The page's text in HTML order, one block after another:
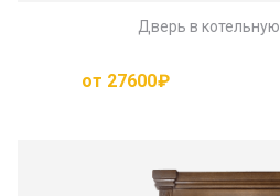
Дверь в котельную
от 27600₽